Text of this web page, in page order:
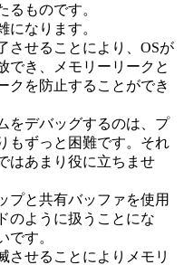
るものです。
になります。
させることにより、OSが
でき、メモリーリークと
クを防止することができ
をデバッグするのは、プ
もずっと困難です。それ
はあまり役に立ちませ
プと共有バッファを使用
のように扱うことにな
です。
させることによりメモリ